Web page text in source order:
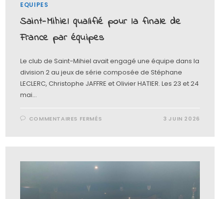
EQUIPES
Saint-Mihiel qualifié pour la finale de
France par équipes
Le club de Saint-Mihiel avait engagé une équipe dans la
division 2 au jeux de série composée de Stéphane
LECLERC, Christophe JAFFRE et Olivier HATIER. Les 23 et 24
mai…
COMMENTAIRES FERMÉS 3 JUIN 2026